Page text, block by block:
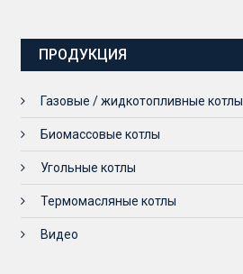
ПРОДУКЦИЯ
Газовые / жидкотопливные котлы
Биомассовые котлы
Угольные котлы
Термомасляные котлы
Видео